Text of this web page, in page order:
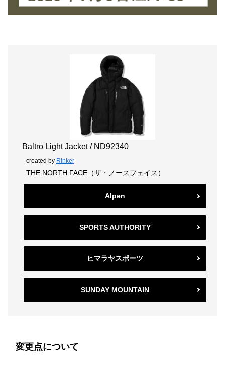
Baltro Light Jacket / ND92340
created by Rinker
THE NORTH FACE（ザ・ノースフェイス）
Alpen
SPORTS AUTHORITY
ヒマラヤスポーツ
SUNDAY MOUNTAIN
変更点について